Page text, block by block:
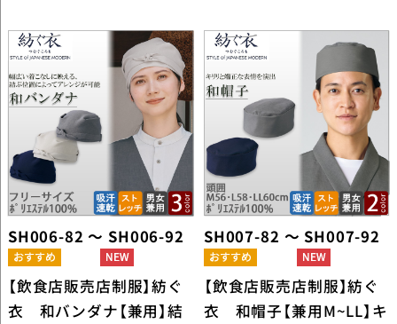
SH006-82 ～ SH006-92
【飲食店販売店制服】紡ぐ
衣 和バンダナ【兼用】結
SH007-82 ～ SH007-92
【飲食店販売店制服】紡ぐ
衣 和帽子【兼用M~LL】キ